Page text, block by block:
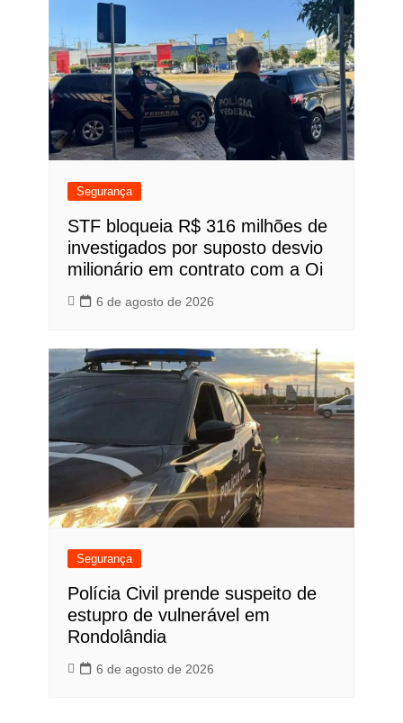
Segurança
STF bloqueia R$ 316 milhões de
investigados por suposto desvio
milionário em contrato com a Oi
6 de agosto de 2026
Segurança
Polícia Civil prende suspeito de
estupro de vulnerável em
Rondolândia
6 de agosto de 2026